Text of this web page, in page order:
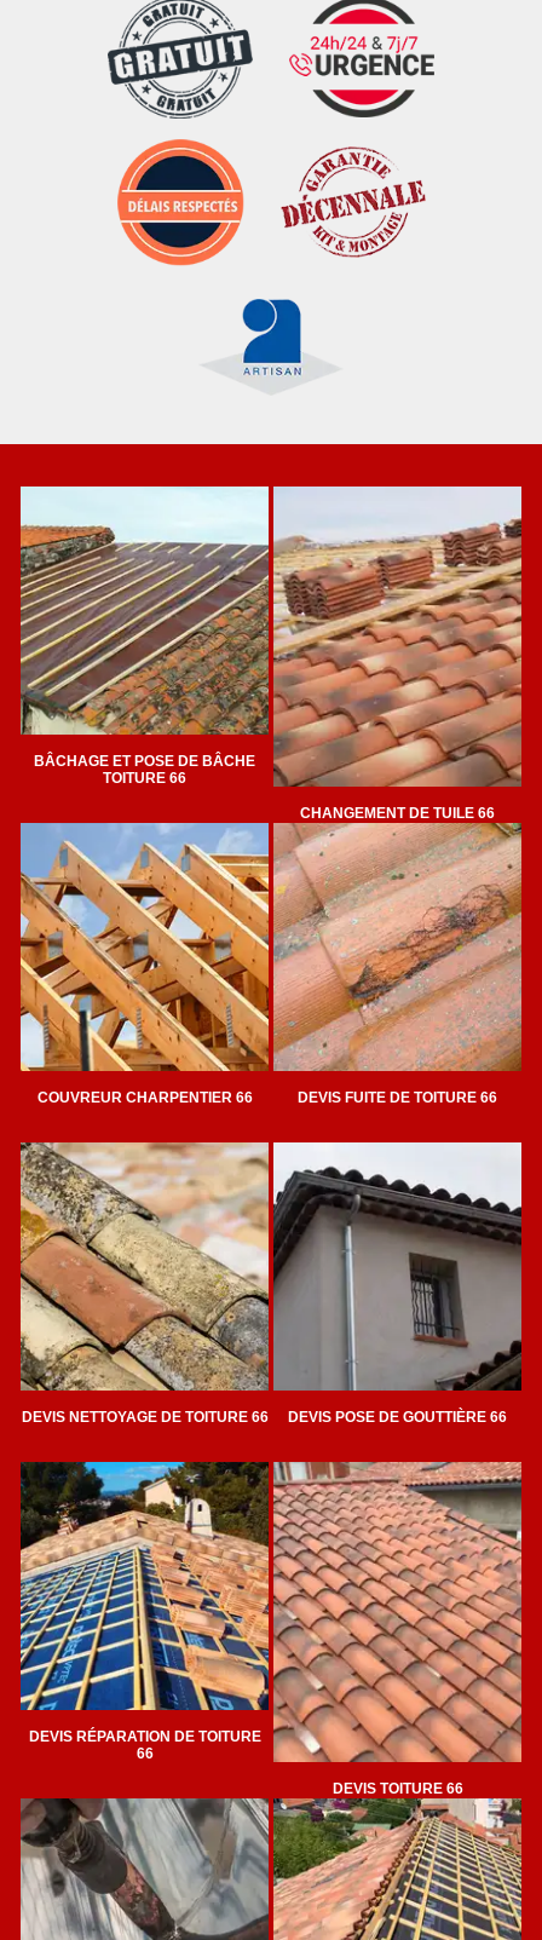
BÂCHAGE ET POSE DE BÂCHE
TOITURE 66
CHANGEMENT DE TUILE 66
COUVREUR CHARPENTIER 66 DEVIS FUITE DE TOITURE 66
DEVIS NETTOYAGE DE TOITURE 66 DEVIS POSE DE GOUTTIÈRE 66
DEVIS RÉPARATION DE TOITURE
66
DEVIS TOITURE 66